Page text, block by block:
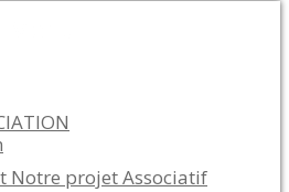
Notre projet Associatif